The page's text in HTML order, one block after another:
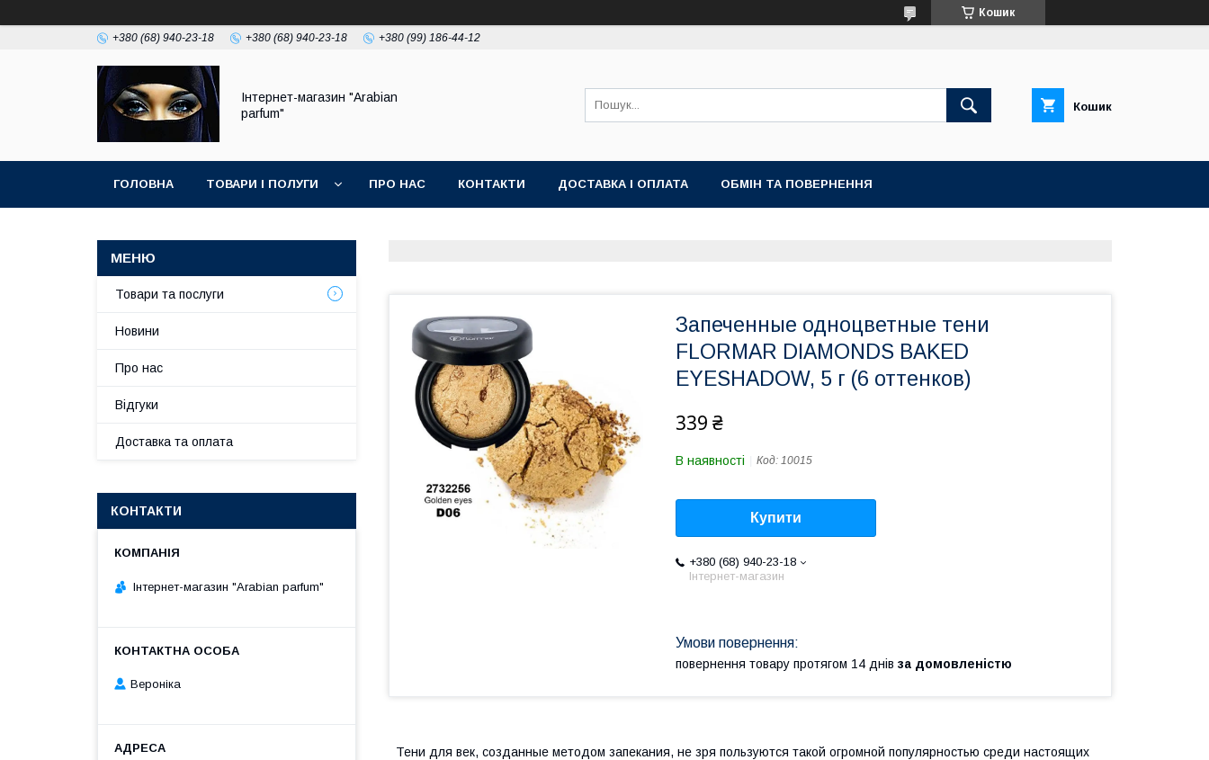
Кошик
+380 (68) 940-23-18 +380 (68) 940-23-18 +380 (99) 186-44-12
Інтернет-магазин "Arabian
parfum"
Кошик
ГОЛОВНА ТОВАРИ І ПОЛУГИ ПРО НАС КОНТАКТИ ДОСТАВКА І ОПЛАТА ОБМІН ТА ПОВЕРНЕННЯ
Запеченные одноцветные тени
FLORMAR DIAMONDS BAKED
EYESHADOW, 5 г (6 оттенков)
339 ₴
В наявності Код: 10015
Купити
+380 (68) 940-23-18
Інтернет-магазин
повернення товару протягом 14 днів за домовленістю
Тени для век, созданные методом запекания, не зря пользуются такой огромной популярностью среди настоящих
Товари та послуги
Новини
Про нас
Відгуки
Доставка та оплата
КОНТАКТИ
Інтернет-магазин "Arabian parfum"
Вероніка